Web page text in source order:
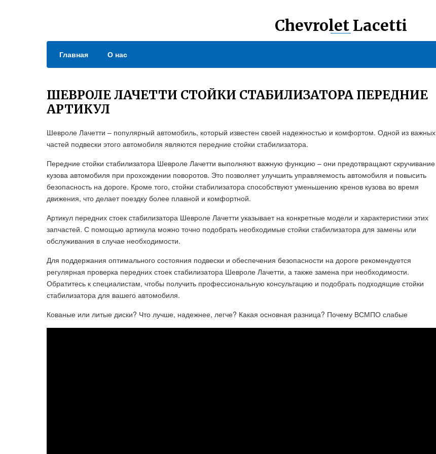
Chevrolet Lacetti
Главная О нас
ШЕВРОЛЕ ЛАЧЕТТИ СТОЙКИ СТАБИЛИЗАТОРА ПЕРЕДНИЕ
АРТИКУЛ
Шевроле Лачетти – популярный автомобиль, который известен своей надежностью и комфортом. Одной из важных
частей подвески этого автомобиля являются передние стойки стабилизатора.
Передние стойки стабилизатора Шевроле Лачетти выполняют важную функцию – они предотвращают скручивание
кузова автомобиля при прохождении поворотов. Это позволяет улучшить управляемость автомобиля и повысить
безопасность на дороге. Кроме того, стойки стабилизатора способствуют уменьшению кренов кузова во время
движения, что делает поездку более плавной и комфортной.
Артикул передних стоек стабилизатора Шевроле Лачетти указывает на конкретные модели и характеристики этих
запчастей. С помощью артикула можно точно подобрать необходимые стойки стабилизатора для замены или
обслуживания в случае необходимости.
Для поддержания оптимального состояния подвески и обеспечения безопасности на дороге рекомендуется
регулярная проверка передних стоек стабилизатора Шевроле Лачетти, а также замена при необходимости.
Обратитесь к специалистам, чтобы получить профессиональную консультацию и подобрать подходящие стойки
стабилизатора для вашего автомобиля.
Кованые или литые диски? Что лучше, надежнее, легче? Какая основная разница? Почему ВСМПО слабые